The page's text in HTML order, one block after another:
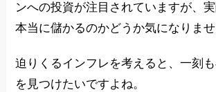
ンへの投資が注目されていますが、実
本当に儲かるのかどうか気になりませ
迫りくるインフレを考えると、一刻
を見つけたいですよね。